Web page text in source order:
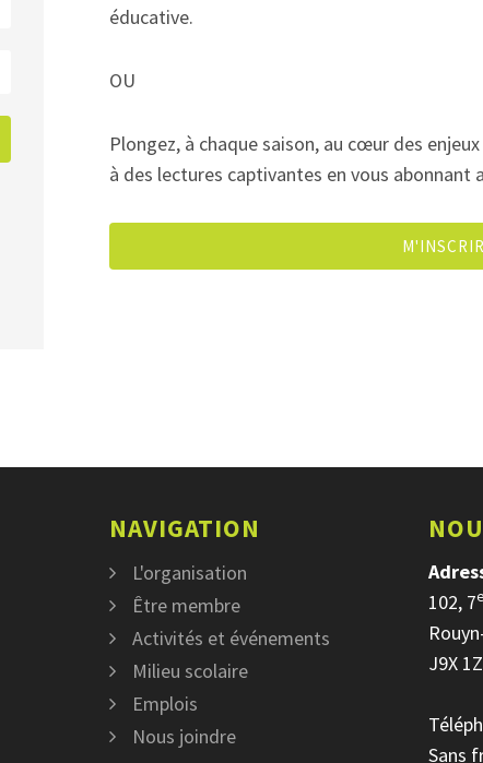
éducative.
OU
Plongez, à chaque saison, au cœur des
à des lectures captivantes en vous abonnant
NAVIGATION
L'organisation
Être membre
Activités et événements
Milieu scolaire
Emplois
Nous joindre
102, 7e
J9X
Sans